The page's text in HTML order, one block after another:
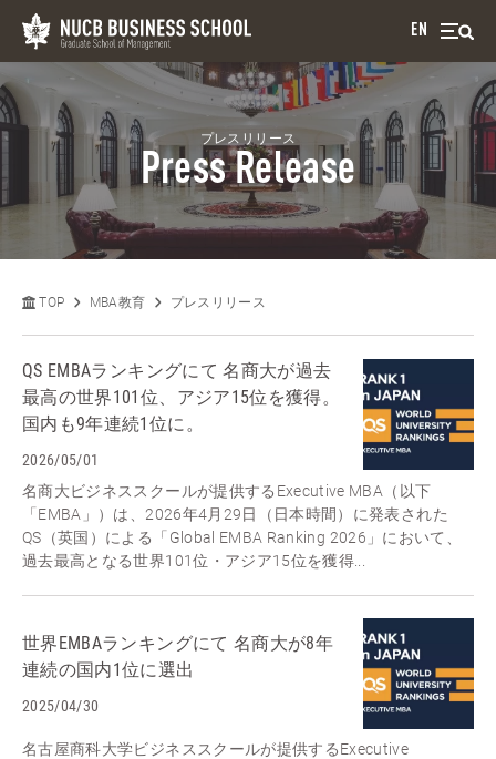
EN
プレスリリース
Press Release
TOP MBA教育 プレスリリース
QS EMBAランキングにて 名商大が過去
最高の世界101位、アジア15位を獲得。
国内も9年連続1位に。
2026/05/01
名商大ビジネススクールが提供するExecutive MBA（以下
「EMBA」）は、2026年4月29日（日本時間）に発表された
QS（英国）による「Global EMBA Ranking 2026」において、
過去最高となる世界101位・アジア15位を獲得...
世界EMBAランキングにて 名商大が8年
連続の国内1位に選出
2025/04/30
名古屋商科大学ビジネススクールが提供するExecutive